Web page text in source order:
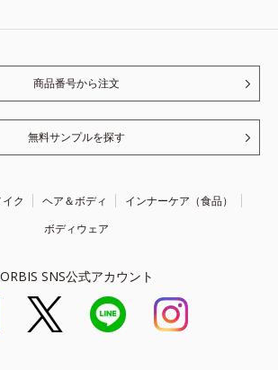
商品番号から注文
無料サンプルを探す
イク ヘア＆ボディ
インナーケア（食品）
ボディウェア
ORBIS SNS公式アカウント